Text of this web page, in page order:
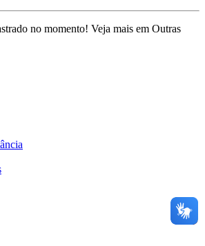
no momento! Veja mais em Outras